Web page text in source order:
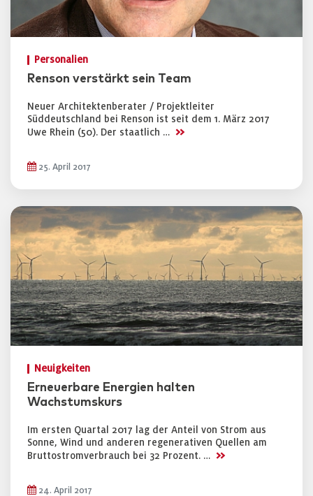
Personalien
Renson verstärkt sein Team
Neuer Architektenberater / Projektleiter
Süddeutschland bei Renson ist seit dem 1. März 2017
Uwe Rhein (50). Der staatlich … >>
25. April 2017
Neuigkeiten
Erneuerbare Energien halten
Wachstumskurs
Im ersten Quartal 2017 lag der Anteil von Strom aus
Sonne, Wind und anderen regenerativen Quellen am
Bruttostromverbrauch bei 32 Prozent. … >>
24. April 2017